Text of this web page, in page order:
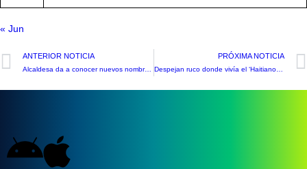
« Jun
ANTERIOR NOTICIA
Alcaldesa da a conocer nuevos nombres en su equipo de trabajo
PRÓXIMA NOTICIA
Despejan ruco donde vivía el ‘Haitiano-Araña’